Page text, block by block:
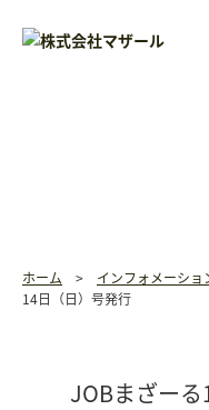
ホーム > インフォメーショ
14日（日）号発行
JOBまざー